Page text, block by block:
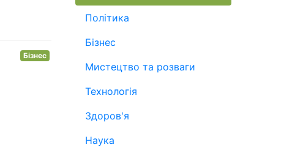
Бізнес
Політика
Бізнес
Мистецтво та розваги
Технологія
Здоров'я
Наука